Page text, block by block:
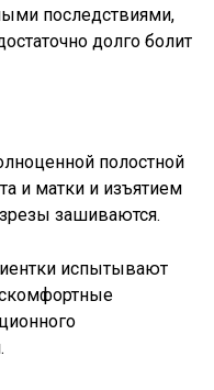
последствиями,
долго болит
полостной
и матки и изъятием
зашиваются.
испытывают